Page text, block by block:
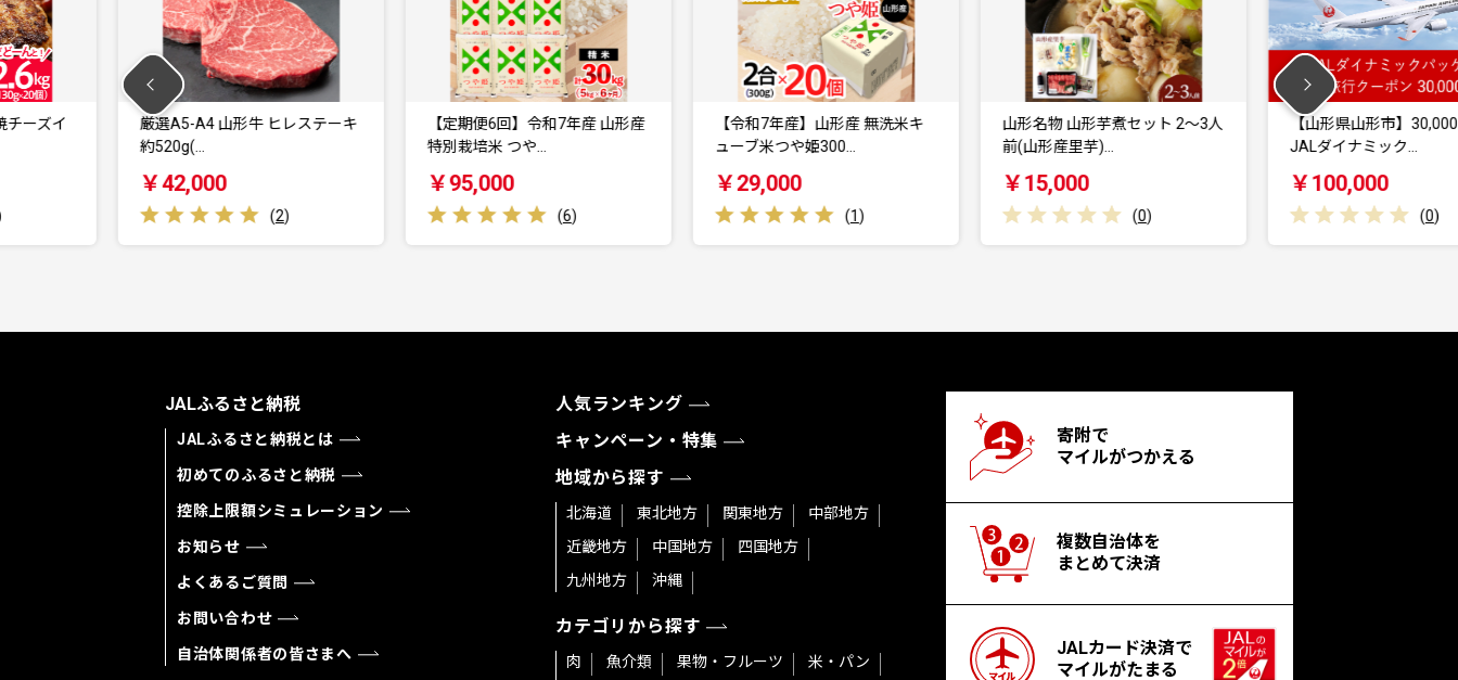
ヒレステーキ
【定期便6回】令和7年産 山形産
特別栽培米 つや…
￥95,000
【令和7年産】山形産 無洗米キ
ューブ米つや姫300…
￥29,000
山形名物 山形芋煮セット 2～3人
前(山形産里芋)…
￥15,000
【山形県山形市】30,000円分
JALダイナミック…
￥100,000
【山形県山形市
ダイナミックパ…
￥30,000
JALふるさと納税
JALふるさと納税とは
初めてのふるさと納税
控除上限額シミュレーション
お知らせ
よくあるご質問
お問い合わせ
自治体関係者の皆さまへ
人気ランキング
キャンペーン・特集
地域から探す
北海道 東北地方 関東地方
中部地方
近畿地方
中国地方
四国地方
九州地方
沖縄
カテゴリから探す
肉 魚介類 果物・フルーツ 米・パン
寄附で
マイルがつかえる
複数自治体を
まとめて決済
JALカード決済で
マイルがたまる